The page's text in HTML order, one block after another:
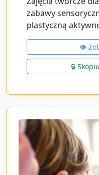
zabawy
plastyczną
👁️
🔒